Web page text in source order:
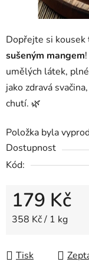
Dopřejte si kousek
sušeným mangem
umělých látek, plné
jako zdravá
chutí. 🌿
Položka byla
Dostupnost
Kód:
179 Kč
Měrná cena:
358 Kč / 1 kg
Tisk